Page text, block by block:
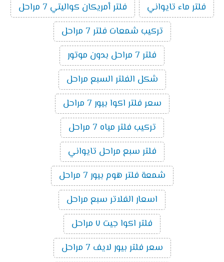
فلتر ماء تايواني
فلتر أمريكان كواليتي 7 مراحل
تركيب شمعات فلتر 7 مراحل
فلتر 7 مراحل بدون موتور
شكل الفلتر السبع مراحل
سعر فلتر اكوا بيور 7 مراحل
تركيب فلتر مياه 7 مراحل
فلتر سبع مراحل تايواني
شمعة فلتر هوم بيور 7 مراحل
اسعار الفلاتر سبع مراحل
فلتر اكوا جيت ٧ مراحل
سعر فلتر بيور لايف 7 مراحل